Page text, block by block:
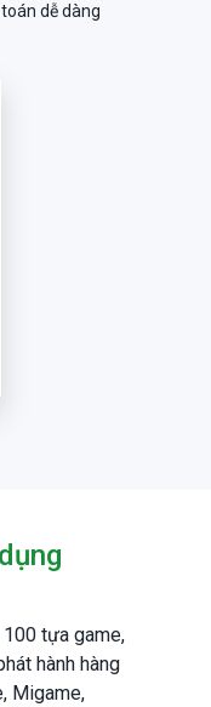
dễ dàng
tựa game,
hành hàng
Migame,